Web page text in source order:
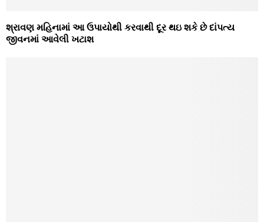
શ્રાવણ મહિનામાં આ ઉપાયોથી કરવાથી દૂર થઇ શકે છે દાંપત્ય
જીવનમાં આવેલી ખટાશ